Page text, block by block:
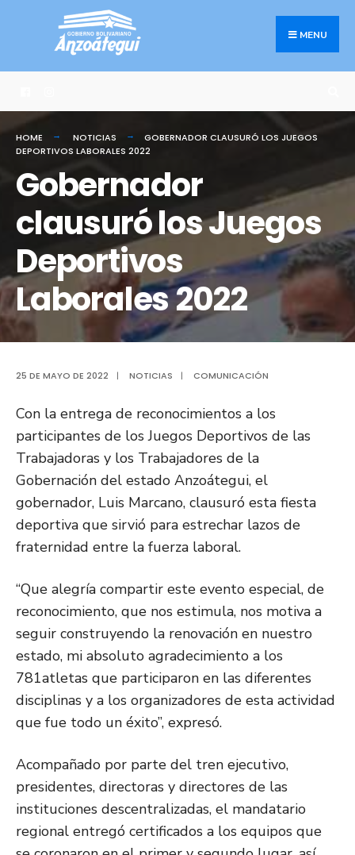
MENU
HOME NOTICIAS
GOBERNADOR CLAUSURÓ LOS JUEGOS
DEPORTIVOS LABORALES 2022
Gobernador
clausuró los Juegos
Deportivos
Laborales 2022
25 DE MAYO DE 2022 | NOTICIAS | COMUNICACIÓN
Con la entrega de reconocimientos a los
participantes de los Juegos Deportivos de las
Trabajadoras y los Trabajadores de la
Gobernación del estado Anzoátegui, el
gobernador, Luis Marcano, clausuró esta fiesta
deportiva que sirvió para estrechar lazos de
fraternidad entre la fuerza laboral.
“Que alegría compartir este evento especial, de
reconocimiento, que nos estimula, nos motiva a
seguir construyendo la renovación en nuestro
estado, mi absoluto agradecimiento a los
781atletas que participaron en las diferentes
disciplinas y a los organizadores de esta actividad
que fue todo un éxito”, expresó.
Acompañado por parte del tren ejecutivo,
presidentes, directoras y directores de las
instituciones descentralizadas, el mandatario
regional entregó certificados a los equipos que
Search